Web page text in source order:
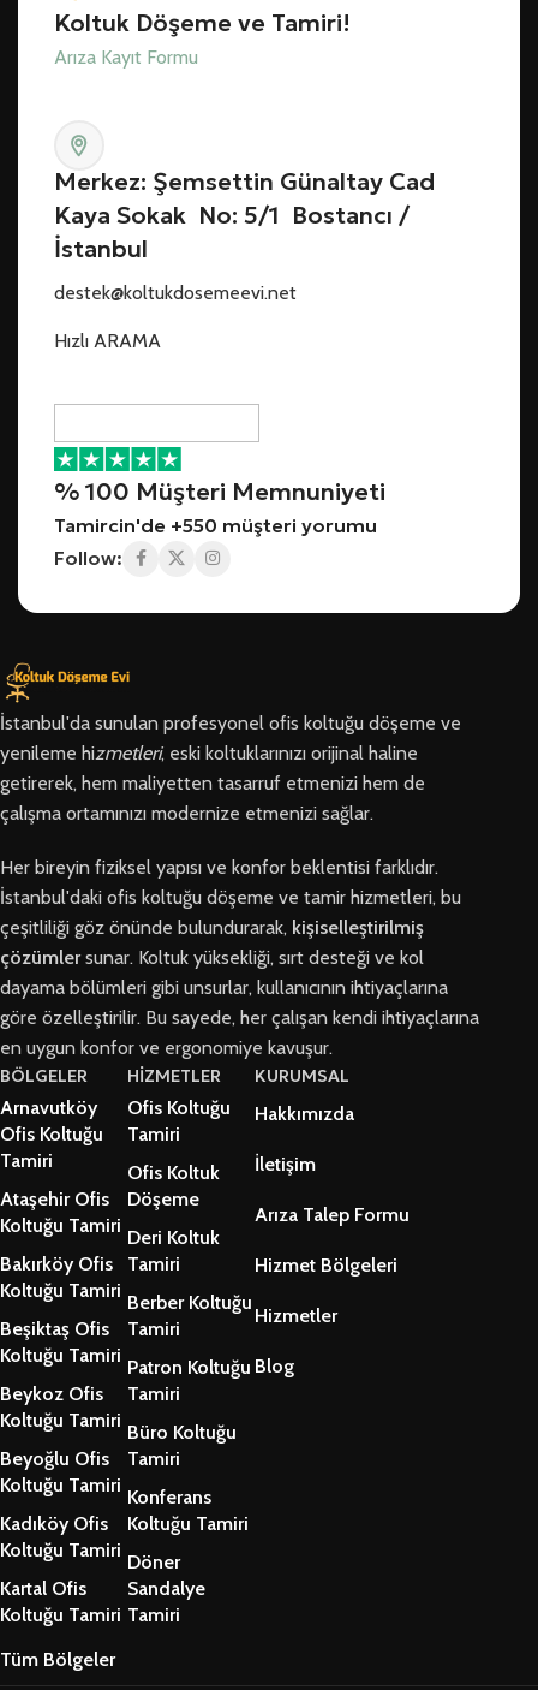
Koltuk Döşeme ve Tamiri!
Arıza Kayıt Formu
Merkez: Şemsettin Günaltay Cad
Kaya Sokak No: 5/1 Bostancı /
İstanbul
destek@koltukdosemeevi.net
Hızlı ARAMA
% 100 Müşteri Memnuniyeti
Tamircin'de +550 müşteri yorumu
Follow:
İstanbul'da sunulan profesyonel ofis koltuğu döşeme ve
yenileme hizmetleri, eski koltuklarınızı orijinal haline
getirerek, hem maliyetten tasarruf etmenizi hem de
çalışma ortamınızı modernize etmenizi sağlar.
Her bireyin fiziksel yapısı ve konfor beklentisi farklıdır.
İstanbul'daki ofis koltuğu döşeme ve tamir hizmetleri, bu
çeşitliliği göz önünde bulundurarak, kişiselleştirilmiş
çözümlersunar. Koltuk yüksekliği, sırt desteği ve kol
dayama bölümleri gibi unsurlar, kullanıcının ihtiyaçlarına
göre özelleştirilir. Bu sayede, her çalışan kendi ihtiyaçlarına
en uygun konfor ve ergonomiye kavuşur.
BÖLGELER
Arnavutköy
Ofis Koltuğu
Tamiri
Ataşehir Ofis
Koltuğu Tamiri
Bakırköy Ofis
Koltuğu Tamiri
Beşiktaş Ofis
Koltuğu Tamiri
Beykoz Ofis
Koltuğu Tamiri
Beyoğlu Ofis
Koltuğu Tamiri
Kadıköy Ofis
Koltuğu Tamiri
Kartal Ofis
Koltuğu Tamiri
Tüm Bölgeler
HİZMETLER
Ofis Koltuğu
Tamiri
Ofis Koltuk
Döşeme
Deri Koltuk
Tamiri
Berber Koltuğu
Tamiri
Patron Koltuğu
Tamiri
Büro Koltuğu
Tamiri
Konferans
Koltuğu Tamiri
Döner
Sandalye
Tamiri
KURUMSAL
Hakkımızda
İletişim
Arıza Talep Formu
Hizmet Bölgeleri
Hizmetler
Blog